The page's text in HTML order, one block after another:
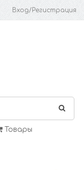
Вход/Регистрация
Товары